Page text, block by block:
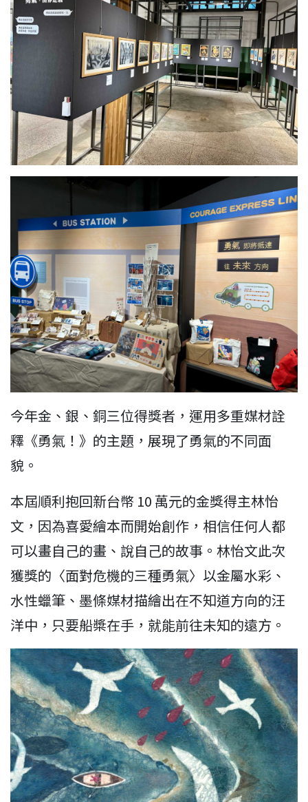
今年金、銀、銅三位得獎者，運用多重媒材詮
釋《勇氣！》的主題，展現了勇氣的不同面
貌。
本屆順利抱回新台幣 10 萬元的金獎得主林怡
文，因為喜愛繪本而開始創作，相信任何人都
可以畫自己的畫、說自己的故事。林怡文此次
獲獎的〈面對危機的三種勇氣〉以金屬水彩、
水性蠟筆、墨條媒材描繪出在不知道方向的汪
洋中，只要船槳在手，就能前往未知的遠方。